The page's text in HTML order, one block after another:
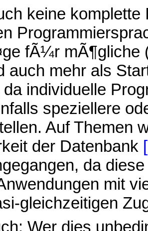
keine komplette
fÃ¼r mÃ¶gliche
auch mehr als
individuelle
speziellere
Auf Themen
der Datenbank
da
mit
gleichzeitigen
Wer dies